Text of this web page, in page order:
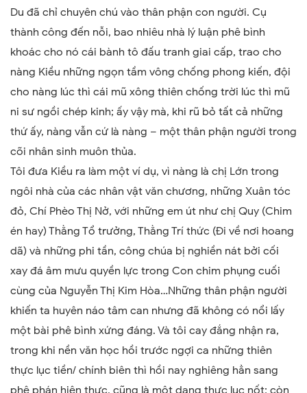
Du đã chỉ chuyên chú vào thân phận con người. Cụ
thành công đến nỗi, bao nhiêu nhà lý luận phê bình
khoác cho nó cái bành tô đấu tranh giai cấp, trao cho
nàng Kiều những ngọn tầm vông chống phong kiến, đội
cho nàng lúc thì cái mũ xông thiên chống trời lúc thì mũ
ni sư ngồi chép kinh; ấy vậy mà, khi rũ bỏ tất cả những
thứ ấy, nàng vẫn cứ là nàng – một thân phận người trong
cõi nhân sinh muôn thủa.
Tôi đưa Kiều ra làm một ví dụ, vì nàng là chị Lớn trong
ngôi nhà của các nhân vật văn chương, những Xuân tóc
đỏ, Chí Phèo Thị Nở, với những em út như chị Quy (Chim
én hay) Thằng Tổ trưởng, Thằng Trí thức (Đi về nơi hoang
dã) và những phi tần, công chúa bị nghiền nát bởi cối
xay đá âm mưu quyền lực trong Con chim phụng cuối
cùng của Nguyễn Thị Kim Hòa…Những thân phận người
khiến ta huyên náo tâm can nhưng đã không có nổi lấy
một bài phê bình xứng đáng. Và tôi cay đắng nhận ra,
trong khi nền văn học hồi trước ngợi ca những thiên
thực lục tiền/ chính biên thì hồi nay nghiêng hẳn sang
phê phán hiện thực, cũng là một dạng thực lục nốt; còn